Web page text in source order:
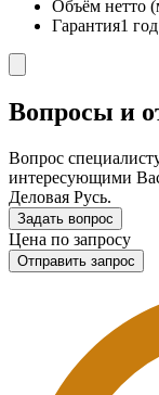
Объём нетто
Гарантия1 год
Вопросы и
Вопрос
интересующими
Деловая Русь.
Задать вопрос
Цена по запросу
Отправить запрос